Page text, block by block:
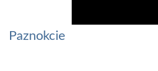
Paznokcie